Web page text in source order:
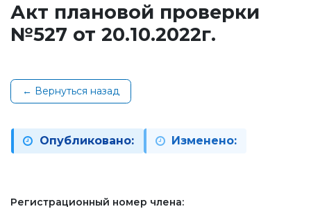
Акт плановой проверки
№527 от 20.10.2022г.
← Вернуться назад
Опубликовано: Изменено:
Регистрационный номер члена: